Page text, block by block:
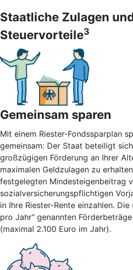
Staatliche Zulagen
Steuervorteile3
Gemeinsam sparen
Mit einem Riester-Fondssparplan
gemeinsam: Der Staat beteiligt
großzügigen Förderung an Ihrer
maximalen Geldzulagen zu
festgelegten Mindesteigenbeitrag
sozialversicherungspflichtigen
in Ihre Riester-Rente einzahlen.
pro Jahr“ genannten
(maximal 2.100 Euro im Jahr).